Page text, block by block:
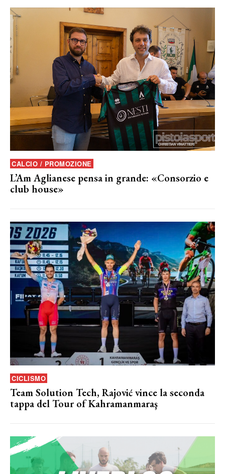
CALCIO / PROMOZIONE
L’Am Aglianese pensa in grande: «Consorzio e
club house»
CICLISMO
Team Solution Tech, Rajović vince la seconda
tappa del Tour of Kahramanmaraş